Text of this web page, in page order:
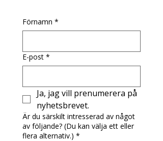
Förnamn *
E-post *
Ja, jag vill prenumerera på
nyhetsbrevet.
Är du särskilt intresserad av något
av följande? (Du kan välja ett eller
flera alternativ.) *